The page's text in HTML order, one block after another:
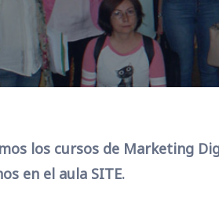
los cursos de Marketing
en el aula SITE.